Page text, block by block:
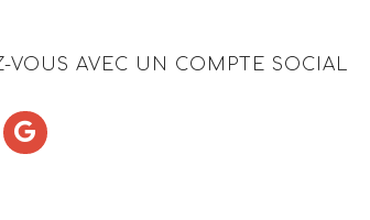
VOUS AVEC UN COMPTE SOCIAL